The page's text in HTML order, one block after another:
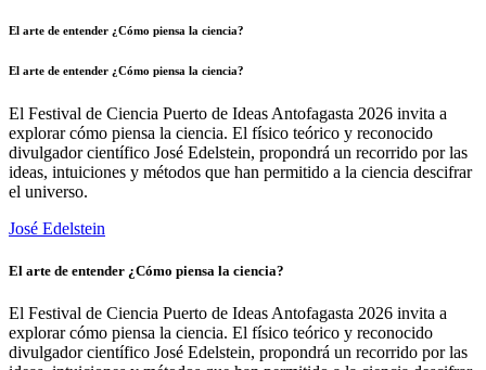
El arte de entender ¿Cómo piensa la ciencia?
El arte de entender ¿Cómo piensa la ciencia?
El Festival de Ciencia Puerto de Ideas Antofagasta 2026 invita a
explorar cómo piensa la ciencia. El físico teórico y reconocido
divulgador científico José Edelstein, propondrá un recorrido por las
ideas, intuiciones y métodos que han permitido a la ciencia descifrar
el universo.
José Edelstein
El arte de entender ¿Cómo piensa la ciencia?
El Festival de Ciencia Puerto de Ideas Antofagasta 2026 invita a
explorar cómo piensa la ciencia. El físico teórico y reconocido
divulgador científico José Edelstein, propondrá un recorrido por las